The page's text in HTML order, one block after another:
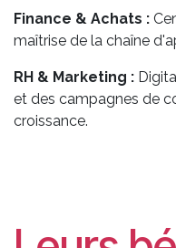
Finance & Achats :
maîtrise de la chaîne
RH & Marketing :
et des campagnes de
croissance.